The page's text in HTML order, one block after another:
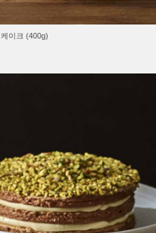
이크 (400g)